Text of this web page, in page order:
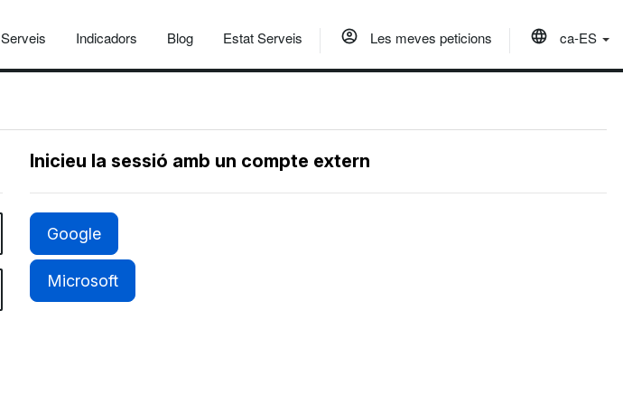
Serveis Indicadors Blog Estat Serveis Les meves peticions ca-ES
Inicieu la sessió amb un compte extern
Google
Microsoft